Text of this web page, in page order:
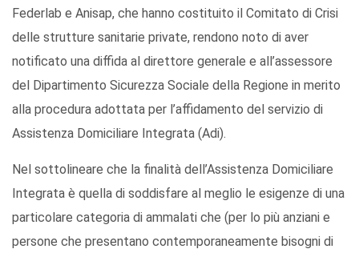
Federlab e Anisap, che hanno costituito il Comitato di Crisi
delle strutture sanitarie private, rendono noto di aver
notificato una diffida al direttore generale e all’assessore
del Dipartimento Sicurezza Sociale della Regione in merito
alla procedura adottata per l’affidamento del servizio di
Assistenza Domiciliare Integrata (Adi).
Nel sottolineare che la finalità dell’Assistenza Domiciliare
Integrata è quella di soddisfare al meglio le esigenze di una
particolare categoria di ammalati che (per lo più anziani e
persone che presentano contemporaneamente bisogni di